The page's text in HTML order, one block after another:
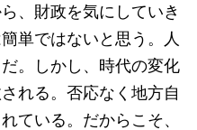
、財政を気にしていき
単ではないと思う。人
。しかし、時代の変化
れる。否応なく地方自
ている。だからこそ、